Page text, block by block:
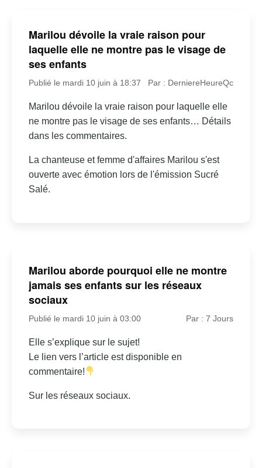
Marilou dévoile la vraie raison pour
laquelle elle ne montre pas le visage de
ses enfants
Publié le mardi 10 juin à 18:37 Par : DerniereHeureQc
Marilou dévoile la vraie raison pour laquelle elle
ne montre pas le visage de ses enfants… Détails
dans les commentaires.
La chanteuse et femme d'affaires Marilou s'est
ouverte avec émotion lors de l'émission Sucré
Salé.
Marilou aborde pourquoi elle ne montre
jamais ses enfants sur les réseaux
sociaux
Publié le mardi 10 juin à 03:00 Par : 7 Jours
Elle s’explique sur le sujet!
Le lien vers l’article est disponible en
commentaire!
Sur les réseaux sociaux.